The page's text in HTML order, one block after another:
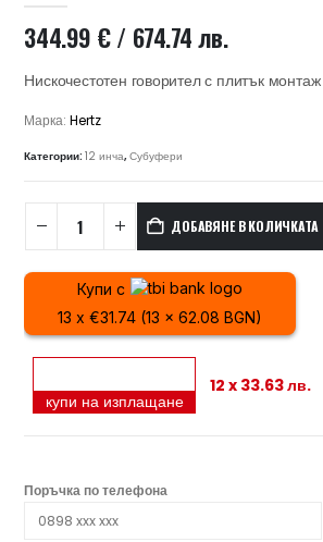
344.99 €/ 674.74 лв.
Нискочестотен говорител с плитък монтаж
Марка:Hertz
Категории:12 инча,Субуфери
ДОБАВЯНЕ В КОЛИЧКАТА
Купи с
13 x €31.74 (13 x 62.08 BGN)
купи на изплащане
12 x 33.63 лв.
Поръчка по телефона